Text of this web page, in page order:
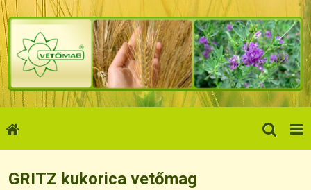
GRITZ kukorica vetőmag